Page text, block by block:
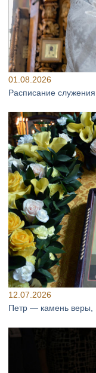
01.08.2026
Расписание
12.07.2026
Петр — камень веры,